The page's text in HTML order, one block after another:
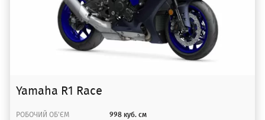
Yamaha R1 Race
РОБОЧИЙ ОБ'ЄМ
998 куб. см